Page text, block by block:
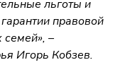
льготы и
правовой
–
Игорь Кобзев.